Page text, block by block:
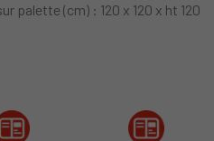
palette (cm) : 120 x 120 x ht 120